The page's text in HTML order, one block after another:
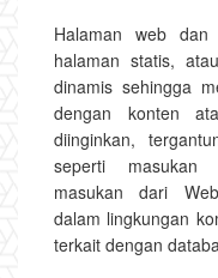
Halaman web
halaman statis,
dinamis sehingga
dengan konten
diinginkan,
seperti
masukan dari
dalam lingkungan
terkait dengan